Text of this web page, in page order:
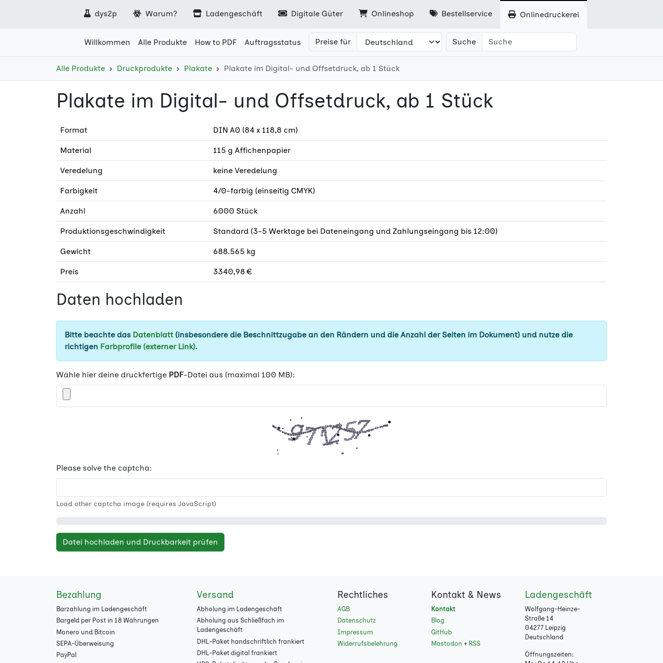
dys2p Warum? Ladengeschäft Digitale Güter Onlineshop Bestellservice Onlinedruckerei
Willkommen Alle Produkte How to PDF Auftragsstatus Preise für Suche
Alle Produkte Druckprodukte Plakate Plakate im Digital- und Offsetdruck, ab 1 Stück
Plakate im Digital- und Offsetdruck, ab 1 Stück
Format DIN A0 (84 x 118,8 cm)
Material 115 g Affichenpapier
Veredelung keine Veredelung
Farbigkeit 4/0-farbig (einseitig CMYK)
Anzahl 6000 Stück
Produktionsgeschwindigkeit Standard (3-5 Werktage bei Dateneingang und Zahlungseingang bis 12:00)
Gewicht 688.565 kg
Preis 3340,98 €
Daten hochladen
Bitte beachte das Datenblatt (insbesondere die Beschnittzugabe an den Rändern und die Anzahl der Seiten im Dokument) und nutze die
richtigen Farbprofile (externer Link).
Wähle hier deine druckfertige PDF-Datei aus (maximal 100 MB):
Please solve the captcha:
Load other captcha image (requires JavaScript)
Datei hochladen und Druckbarkeit prüfen
Bezahlung
Barzahlung im Ladengeschäft
Bargeld per Post in 18 Währungen
Monero und Bitcoin
SEPA-Überweisung
PayPal
Versand
Abholung im Ladengeschäft
Abholung aus Schließfach im
Ladengeschäft
DHL-Paket handschriftlich frankiert
DHL-Paket digital frankiert
Rechtliches
AGB
Datenschutz
Impressum
Widerrufsbelehrung
Kontakt & News
Kontakt
Blog
GitHub
Mastodon + RSS
Ladengeschäft
Wolfgang-Heinze-
Straße 14
04277 Leipzig
Deutschland
Öffnungszeiten: